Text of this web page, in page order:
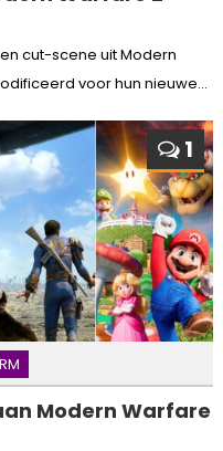
cut-scene uit Modern
voor hun nieuwe...
1
Modern Warfare